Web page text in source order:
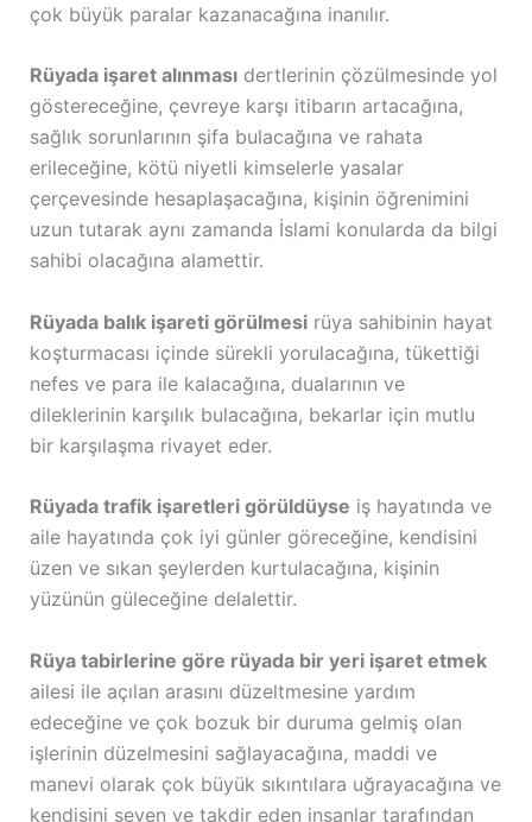
çok büyük paralar kazanacağına inanılır.
Rüyada işaret alınmasıdertlerinin çözülmesinde yol
göstereceğine, çevreye karşı itibarın artacağına,
sağlık sorunlarının şifa bulacağına ve rahata
erileceğine, kötü niyetli kimselerle yasalar
çerçevesinde hesaplaşacağına, kişinin öğrenimini
uzun tutarak aynı zamanda İslami konularda da bilgi
sahibi olacağına alamettir.
Rüyada balık işareti görülmesirüya sahibinin hayat
koşturmacası içinde sürekli yorulacağına, tükettiği
nefes ve para ile kalacağına, dualarının ve
dileklerinin karşılık bulacağına, bekarlar için mutlu
bir karşılaşma rivayet eder.
Rüyada trafik işaretleri görüldüyse iş hayatında ve
aile hayatında çok iyi günler göreceğine, kendisini
üzen ve sıkan şeylerden kurtulacağına, kişinin
yüzünün güleceğine delalettir.
Rüya tabirlerine göre rüyada bir yeri işaret etmek
ailesi ile açılan arasını düzeltmesine yardım
edeceğine ve çok bozuk bir duruma gelmiş olan
işlerinin düzelmesini sağlayacağına, maddi ve
manevi olarak çok büyük sıkıntılara uğrayacağına ve
kendisini seven ve takdir eden insanlar tarafından